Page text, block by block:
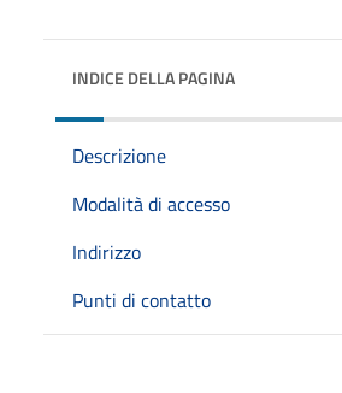
INDICE DELLA PAGINA
Descrizione
Modalità di accesso
Indirizzo
Punti di contatto